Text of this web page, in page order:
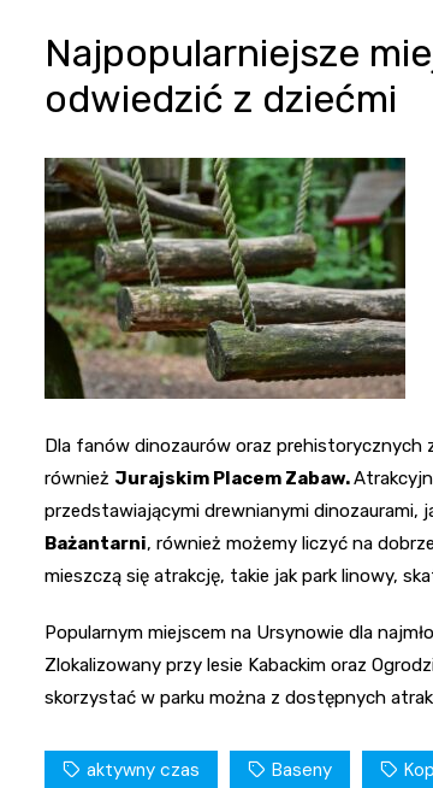
Najpopularniejsze
odwiedzić z dziećmi
Dla fanów dinozaurów oraz prehistorycznych
również Jurajskim Placem Zabaw.
przedstawiającymi drewnianymi dinozaurami,
Bażantarni, również możemy liczyć na
mieszczą się atrakcję, takie jak park linowy,
Popularnym miejscem na Ursynowie dla
Zlokalizowany przy lesie Kabackim oraz
skorzystać w parku można z dostępnych
aktywny czas Baseny